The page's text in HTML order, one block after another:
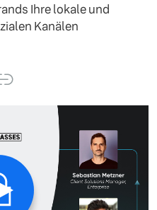
Ihre lokale und
Kanälen